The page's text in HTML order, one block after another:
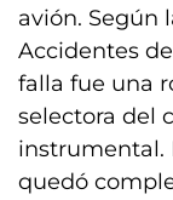
avión. Según
Accidentes
falla fue una
selectora del
instrumental.
quedó